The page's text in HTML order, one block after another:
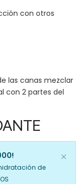
con otros
las canas mezclar
con 2 partes del
de